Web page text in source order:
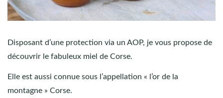
Disposant d’une protection via un AOP, je vous propose de
découvrir le fabuleux miel de Corse.
Elle est aussi connue sous l’appellation « l’or de la
montagne » Corse.